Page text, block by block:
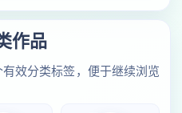
作品
效分类标签，便于继续浏览